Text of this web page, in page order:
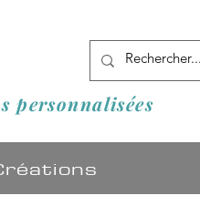
personnalisées